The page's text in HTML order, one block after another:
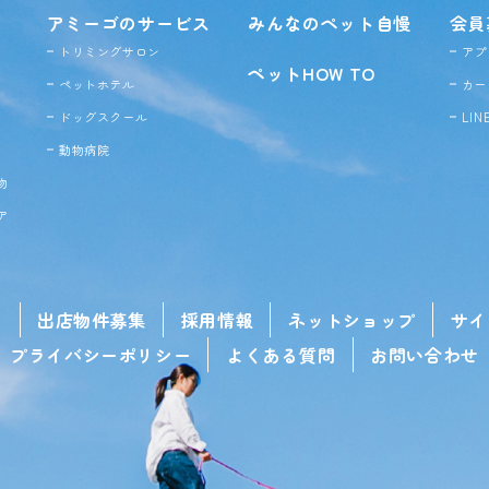
アミーゴのサービス
トリミングサロン
ペットホテル
ドッグスクール
動物病院
みんなのペット自慢
ペットHOW TO
会
ア
カ
出店物件募集 採用情報 ネットショップ
サ
プライバシーポリシー
よくある質問 お問い合わせ